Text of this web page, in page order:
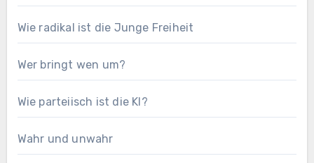
Wie radikal ist die Junge Freiheit
Wer bringt wen um?
Wie parteiisch ist die KI?
Wahr und unwahr